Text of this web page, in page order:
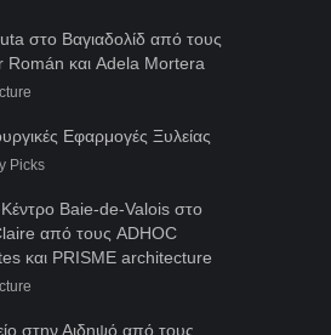
στο Βαγιαδολίδ από τους
Román και Adela Mortera
Εφαρμογές Ξυλείας
Picks
Κέντρο Baie-de-Valois στο
από τους ADHOC
και PRISME architecture
στην Αιδηψό από τους